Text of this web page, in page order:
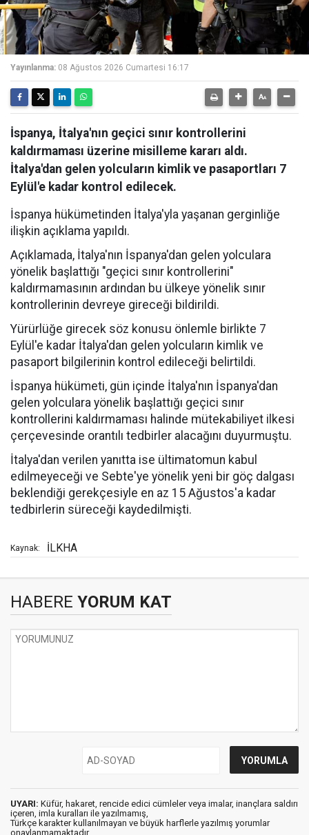
Yayınlanma: 08 Ağustos 2026 Cumartesi 16:17
İspanya, İtalya'nın geçici sınır kontrollerini
kaldırmaması üzerine misilleme kararı aldı.
İtalya'dan gelen yolcuların kimlik ve pasaportları 7
Eylül'e kadar kontrol edilecek.
İspanya hükümetinden İtalya'yla yaşanan gerginliğe
ilişkin açıklama yapıldı.
Açıklamada, İtalya'nın İspanya'dan gelen yolculara
yönelik başlattığı "geçici sınır kontrollerini"
kaldırmamasının ardından bu ülkeye yönelik sınır
kontrollerinin devreye gireceği bildirildi.
Yürürlüğe girecek söz konusu önlemle birlikte 7
Eylül'e kadar İtalya'dan gelen yolcuların kimlik ve
pasaport bilgilerinin kontrol edileceği belirtildi.
İspanya hükümeti, gün içinde İtalya'nın İspanya'dan
gelen yolculara yönelik başlattığı geçici sınır
kontrollerini kaldırmaması halinde mütekabiliyet ilkesi
çerçevesinde orantılı tedbirler alacağını duyurmuştu.
İtalya'dan verilen yanıtta ise ültimatomun kabul
edilmeyeceği ve Sebte'ye yönelik yeni bir göç dalgası
beklendiği gerekçesiyle en az 15 Ağustos'a kadar
tedbirlerin süreceği kaydedilmişti.
Kaynak: İLKHA
HABERE YORUM KAT
UYARI: Küfür, hakaret, rencide edici cümleler veya imalar, inançlara saldırı
içeren, imla kuralları ile yazılmamış,
Türkçe karakter kullanılmayan ve büyük harflerle yazılmış yorumlar
onaylanmamaktadır.